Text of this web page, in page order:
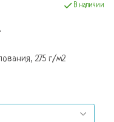
В наличии
275 г/м2